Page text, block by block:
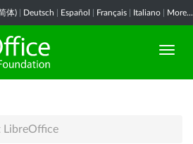
体) Deutsch Español Français Italiano More...
LibreOffice